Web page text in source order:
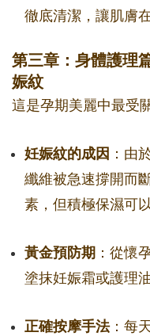
徹底清潔，讓肌膚
第三章：身體護理
娠紋
這是孕期美麗中最受
妊娠紋的成因 ：由
纖維被急速撐開而
素，但積極保濕可
黃金預防期 ：從懷
塗抹妊娠霜或護理油
正確按摩手法：每